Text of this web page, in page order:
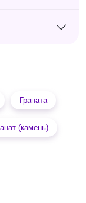
Граната
(камень)